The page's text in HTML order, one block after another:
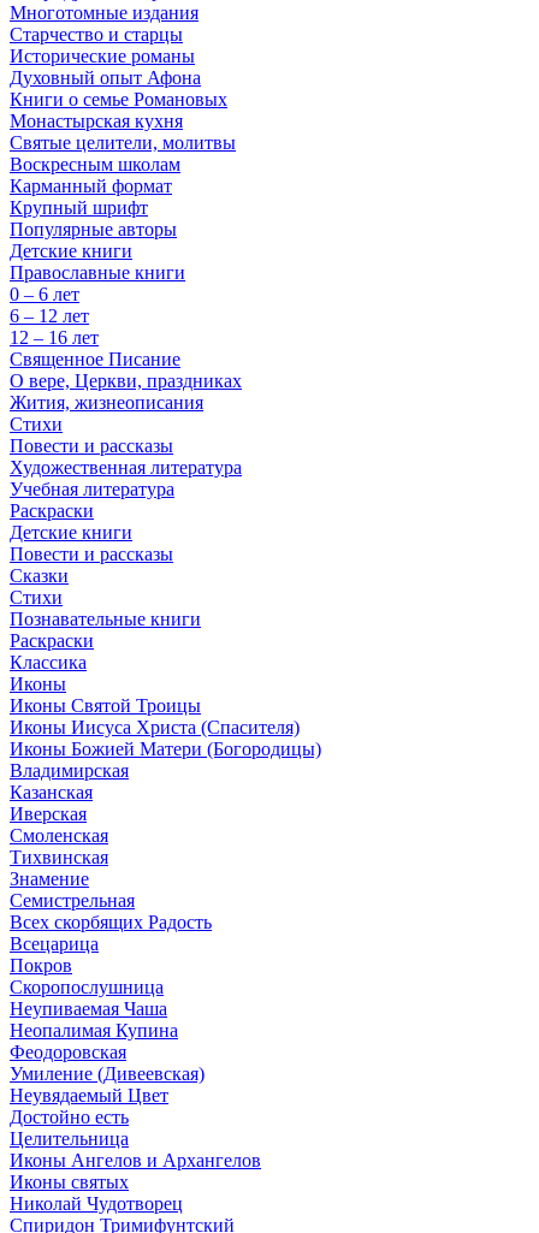
Многотомные издания
Старчество и старцы
Исторические романы
Духовный опыт Афона
Книги о семье Романовых
Монастырская кухня
Святые целители, молитвы
Воскресным школам
Карманный формат
Крупный шрифт
Популярные авторы
Детские книги
Православные книги
0 – 6 лет
6 – 12 лет
12 – 16 лет
Священное Писание
О вере, Церкви, праздниках
Жития, жизнеописания
Стихи
Повести и рассказы
Художественная литература
Учебная литература
Раскраски
Детские книги
Повести и рассказы
Сказки
Стихи
Познавательные книги
Раскраски
Классика
Иконы
Иконы Святой Троицы
Иконы Иисуса Христа (Спасителя)
Иконы Божией Матери (Богородицы)
Владимирская
Казанская
Иверская
Смоленская
Тихвинская
Знамение
Семистрельная
Всех скорбящих Радость
Всецарица
Покров
Скоропослушница
Неупиваемая Чаша
Неопалимая Купина
Феодоровская
Умиление (Дивеевская)
Неувядаемый Цвет
Достойно есть
Целительница
Иконы Ангелов и Архангелов
Иконы святых
Николай Чудотворец
Спиридон Тримифунтский